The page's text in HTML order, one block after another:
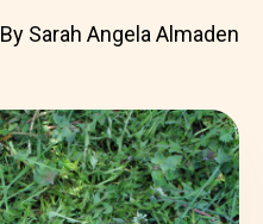
By Sarah Angela Almaden